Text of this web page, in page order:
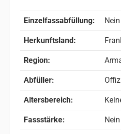
Einzelfassabfüllung: Nein
Herkunftsland:
Region:
Abfüller:
Altersbereich:
Fassstärke: Nein